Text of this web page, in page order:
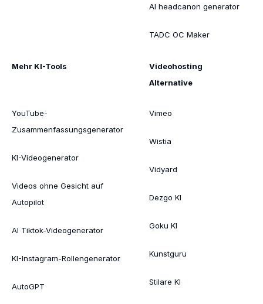
AI headcanon generator
TADC OC Maker
Mehr KI-Tools
YouTube-
Zusammenfassungsgenerator
KI-Videogenerator
Videos ohne Gesicht auf
Autopilot
AI Tiktok-Videogenerator
KI-Instagram-Rollengenerator
AutoGPT
Videohosting
Alternative
Vimeo
Wistia
Vidyard
Dezgo KI
Goku KI
Kunstguru
Stilare KI